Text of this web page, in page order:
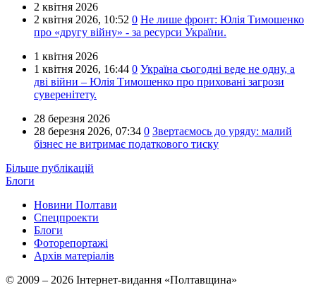
2 квітня 2026
2 квітня 2026, 10:52 0 Не лише фронт: Юлія Тимошенко
про «другу війну» - за ресурси України.
1 квітня 2026
1 квітня 2026, 16:44 0 Україна сьогодні веде не одну, а
дві війни – Юлія Тимошенко про приховані загрози
суверенітету.
28 березня 2026
28 березня 2026, 07:34 0 Звертаємось до уряду: малий
бізнес не витримає податкового тиску
Більше публікацій
Блоги
Новини Полтави
Спецпроекти
Блоги
Фоторепортажі
Архів матеріалів
© 2009 – 2026 Інтернет-видання «Полтавщина»